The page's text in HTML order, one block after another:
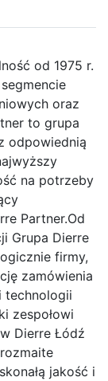
od 1975 r.
oraz
to grupa
odpowiednią
na potrzeby
Partner.Od
Grupa Dierre
firmy,
zamówienia
technologii
zespołowi
Dierre Łódź
jakość i